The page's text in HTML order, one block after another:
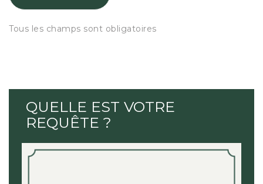
Tous les champs sont obligatoires
QUELLE EST VOTRE
REQUÊTE ?